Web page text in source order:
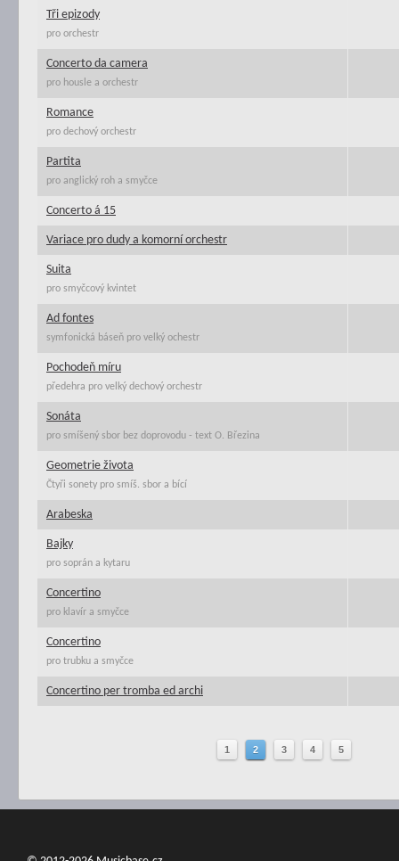
Tři epizody
pro orchestr
Concerto da camera
pro housle a orchestr
Romance
pro dechový orchestr
Partita
pro anglický roh a smyčce
Concerto á 15
Variace pro dudy a komorní orchestr
Suita
pro smyčcový kvintet
Ad fontes
symfonická báseň pro velký ochestr
Pochodeň míru
předehra pro velký dechový orchestr
Sonáta
pro smíšený sbor bez doprovodu - text O. Březina
Geometrie života
Čtyři sonety pro smíš. sbor a bící
Arabeska
Bajky
pro soprán a kytaru
Concertino
pro klavír a smyčce
Concertino
pro trubku a smyčce
Concertino per tromba ed archi
1 2 3 4 5